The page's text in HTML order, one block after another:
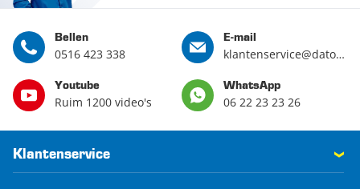
Bellen
0516 423 338
E-mail
klantenservice@datona.nl
Youtube
Ruim 1200 video's
WhatsApp
06 22 23 23 26
Klantenservice